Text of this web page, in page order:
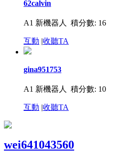
62calvin
A1 新機器人 積分數: 16
互動 |收聽TA
gina951753
A1 新機器人 積分數: 10
互動 |收聽TA
wei641043560